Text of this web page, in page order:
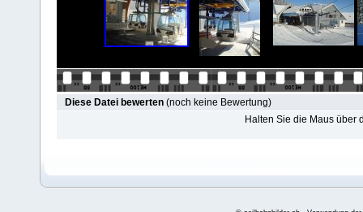
Diese Datei bewerten (noch keine Bewertung)
Halten Sie die Maus über